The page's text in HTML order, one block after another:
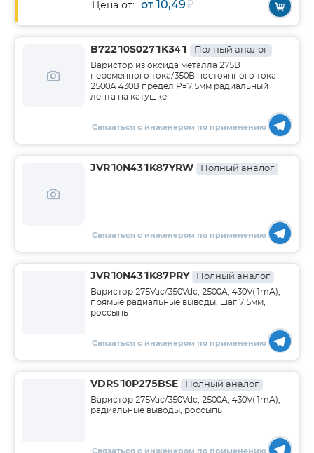
Цена от: от 10,49₽
B72210S0271K341 Полный аналог
Варистор из оксида металла 275В
переменного тока/350В постоянного тока
2500A 430В предел P=7.5мм радиальный
лента на катушке
Связаться с инженером по применению
JVR10N431K87YRW Полный аналог
Связаться с инженером по применению
JVR10N431K87PRY Полный аналог
Варистор 275Vac/350Vdc, 2500A, 430V(1mA),
прямые радиальные выводы, шаг 7.5мм,
россыпь
Связаться с инженером по применению
VDRS10P275BSE Полный аналог
Варистор 275Vac/350Vdc, 2500A, 430V(1mA),
радиальные выводы, россыпь
Связаться с инженером по применению